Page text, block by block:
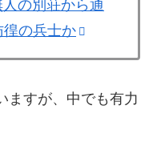
の別荘から通
の兵士か
ますが、中でも有力